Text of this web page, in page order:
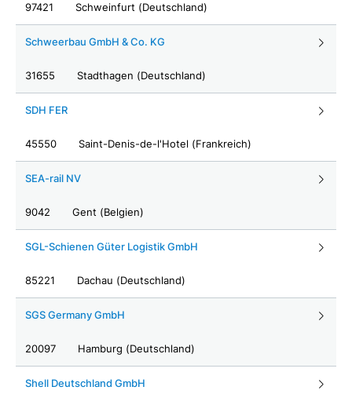
97421 Schweinfurt (Deutschland)
Schweerbau GmbH & Co. KG
31655 Stadthagen (Deutschland)
SDH FER
45550 Saint-Denis-de-l'Hotel (Frankreich)
SEA-rail NV
9042 Gent (Belgien)
SGL-Schienen Güter Logistik GmbH
85221 Dachau (Deutschland)
SGS Germany GmbH
20097 Hamburg (Deutschland)
Shell Deutschland GmbH